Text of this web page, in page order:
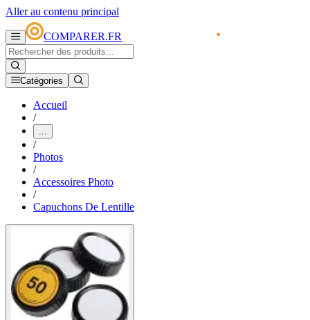
Aller au contenu principal
COMPARER.FR
Catégories
Accueil
/
...
/
Photos
/
Accessoires Photo
/
Capuchons De Lentille